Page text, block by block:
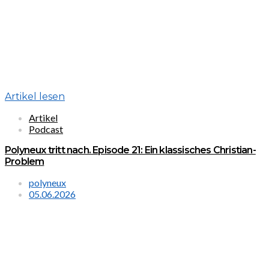
Artikel lesen
Artikel
Podcast
Polyneux tritt nach. Episode 21: Ein klassisches Christian-
Problem
polyneux
05.06.2026